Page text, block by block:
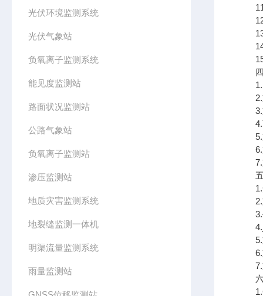
光伏环境监测系统
光伏气象站
负氧离子监测系统
能见度监测站
路面状况监测站
公路气象站
负氧离子监测站
渗压监测站
地质灾害监测系统
地裂缝监测一体机
明渠流量监测系统
雨量监测站
11.
12.
13.
14.
15.
四
2.支
3.支
4.可
5.支
6.
7.支
五
1.安
2.
3.手
5.支
6.
7.支
六